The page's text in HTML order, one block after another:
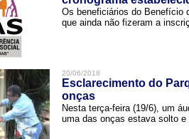
Os beneficiários do Benefício
que ainda não fizeram a
20/06/2018
Esclarecimento do
onças
Nesta terça-feira (19/6), um
uma das onças estava solto